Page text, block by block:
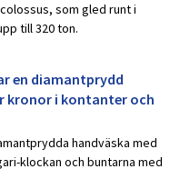
som gled runt i
till 320 ton.
en diamantprydd
kronor i kontanter och
handväska med
klockan och buntarna med